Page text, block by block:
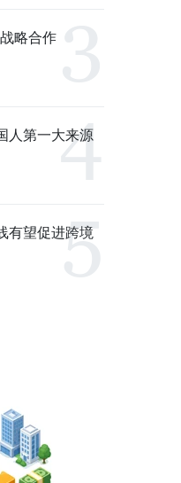
略合作
人第一大来源
有望促进跨境